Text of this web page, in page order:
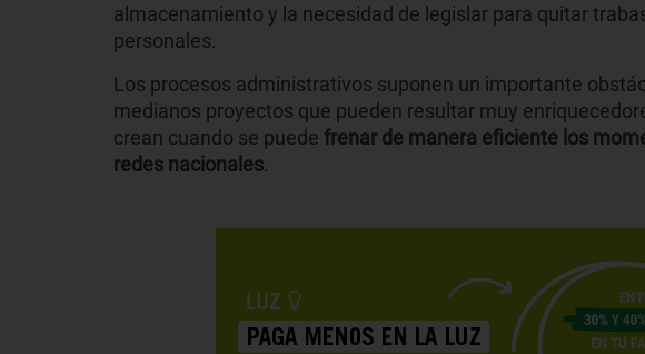
almacenamiento y la necesidad de legislar para quitar
personales.
Los procesos administrativos suponen un importante
medianos proyectos que pueden resultar muy
crean cuando se puede frenar de manera eficiente los
redes nacionales.